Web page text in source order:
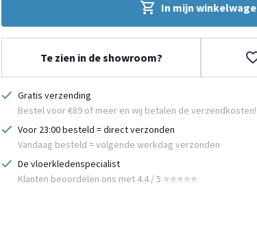
In mijn
Te zien in de showroom?
Gratis verzending
Bestel voor €89 of meer en wij betalen de verzendkosten!
Voor 23:00 besteld = direct verzonden
Vandaag besteld = volgende werkdag verzonden
De vloerkledenspecialist
Klanten beoordelen ons met 4.4 / 5 ⭐⭐⭐⭐⭐